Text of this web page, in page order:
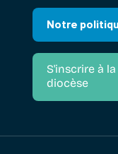
Notre
S'inscrire à
diocèse